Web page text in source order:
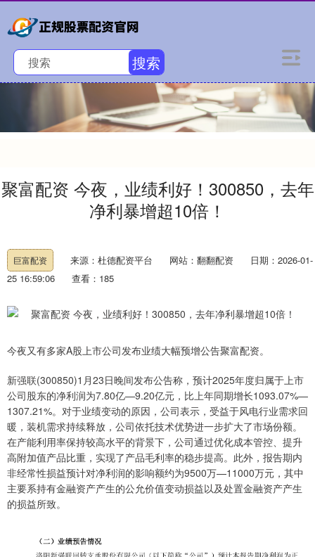
搜索
聚富配资 今夜，业绩利好！300850，去年
净利暴增超10倍！
巨富配资 来源：杜德配资平台 网站：翻翻配资
日期：2026-01-
25 16:59:06
查看：185
今夜又有多家A股上市公司发布业绩大幅预增公告聚富配资。
新强联(300850)1月23日晚间发布公告称，预计2025年度归属于上市
公司股东的净利润为7.80亿—9.20亿元，比上年同期增长1093.07%—
1307.21%。对于业绩变动的原因，公司表示，受益于风电行业需求回
暖，装机需求持续释放，公司依托技术优势进一步扩大了市场份额。
在产能利用率保持较高水平的背景下，公司通过优化成本管控、提升
高附加值产品比重，实现了产品毛利率的稳步提高。此外，报告期内
非经常性损益预计对净利润的影响额约为9500万—11000万元，其中
主要系持有金融资产产生的公允价值变动损益以及处置金融资产产生
的损益所致。